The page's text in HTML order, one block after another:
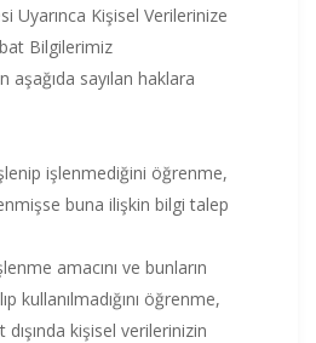
Uyarınca Kişisel Verilerinize
Bilgilerimiz
aşağıda sayılan haklara
işlenmediğini öğrenme,
buna ilişkin bilgi talep
amacını ve bunların
kullanılmadığını öğrenme,
kişisel verilerinizin